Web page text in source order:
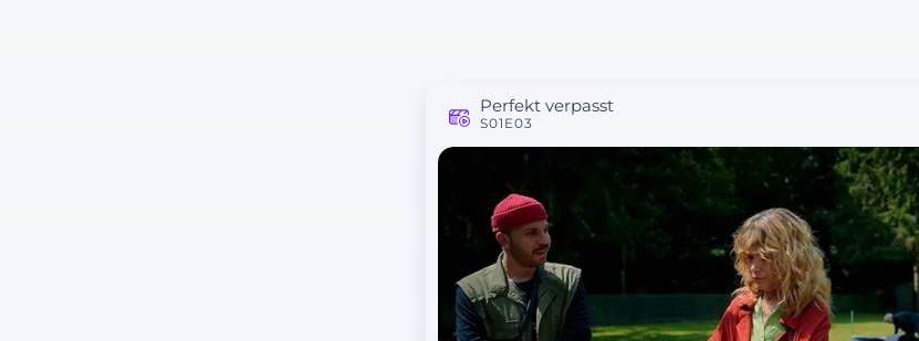
Perfekt verpasst
S01E03